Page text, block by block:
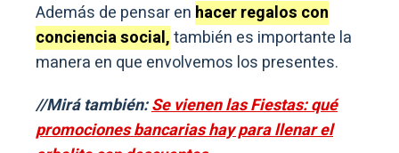
Además de pensar en hacer regalos con
conciencia social,también es importante la
manera en que envolvemos los presentes.
//Mirá también:Se vienen las Fiestas: qué
promociones bancarias hay para llenar el